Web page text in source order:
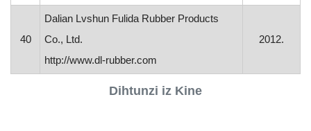
Dihtunzi iz Kine
40
Dalian Lvshun Fulida Rubber Products
Co., Ltd.
http://www.dl-rubber.com
2012.